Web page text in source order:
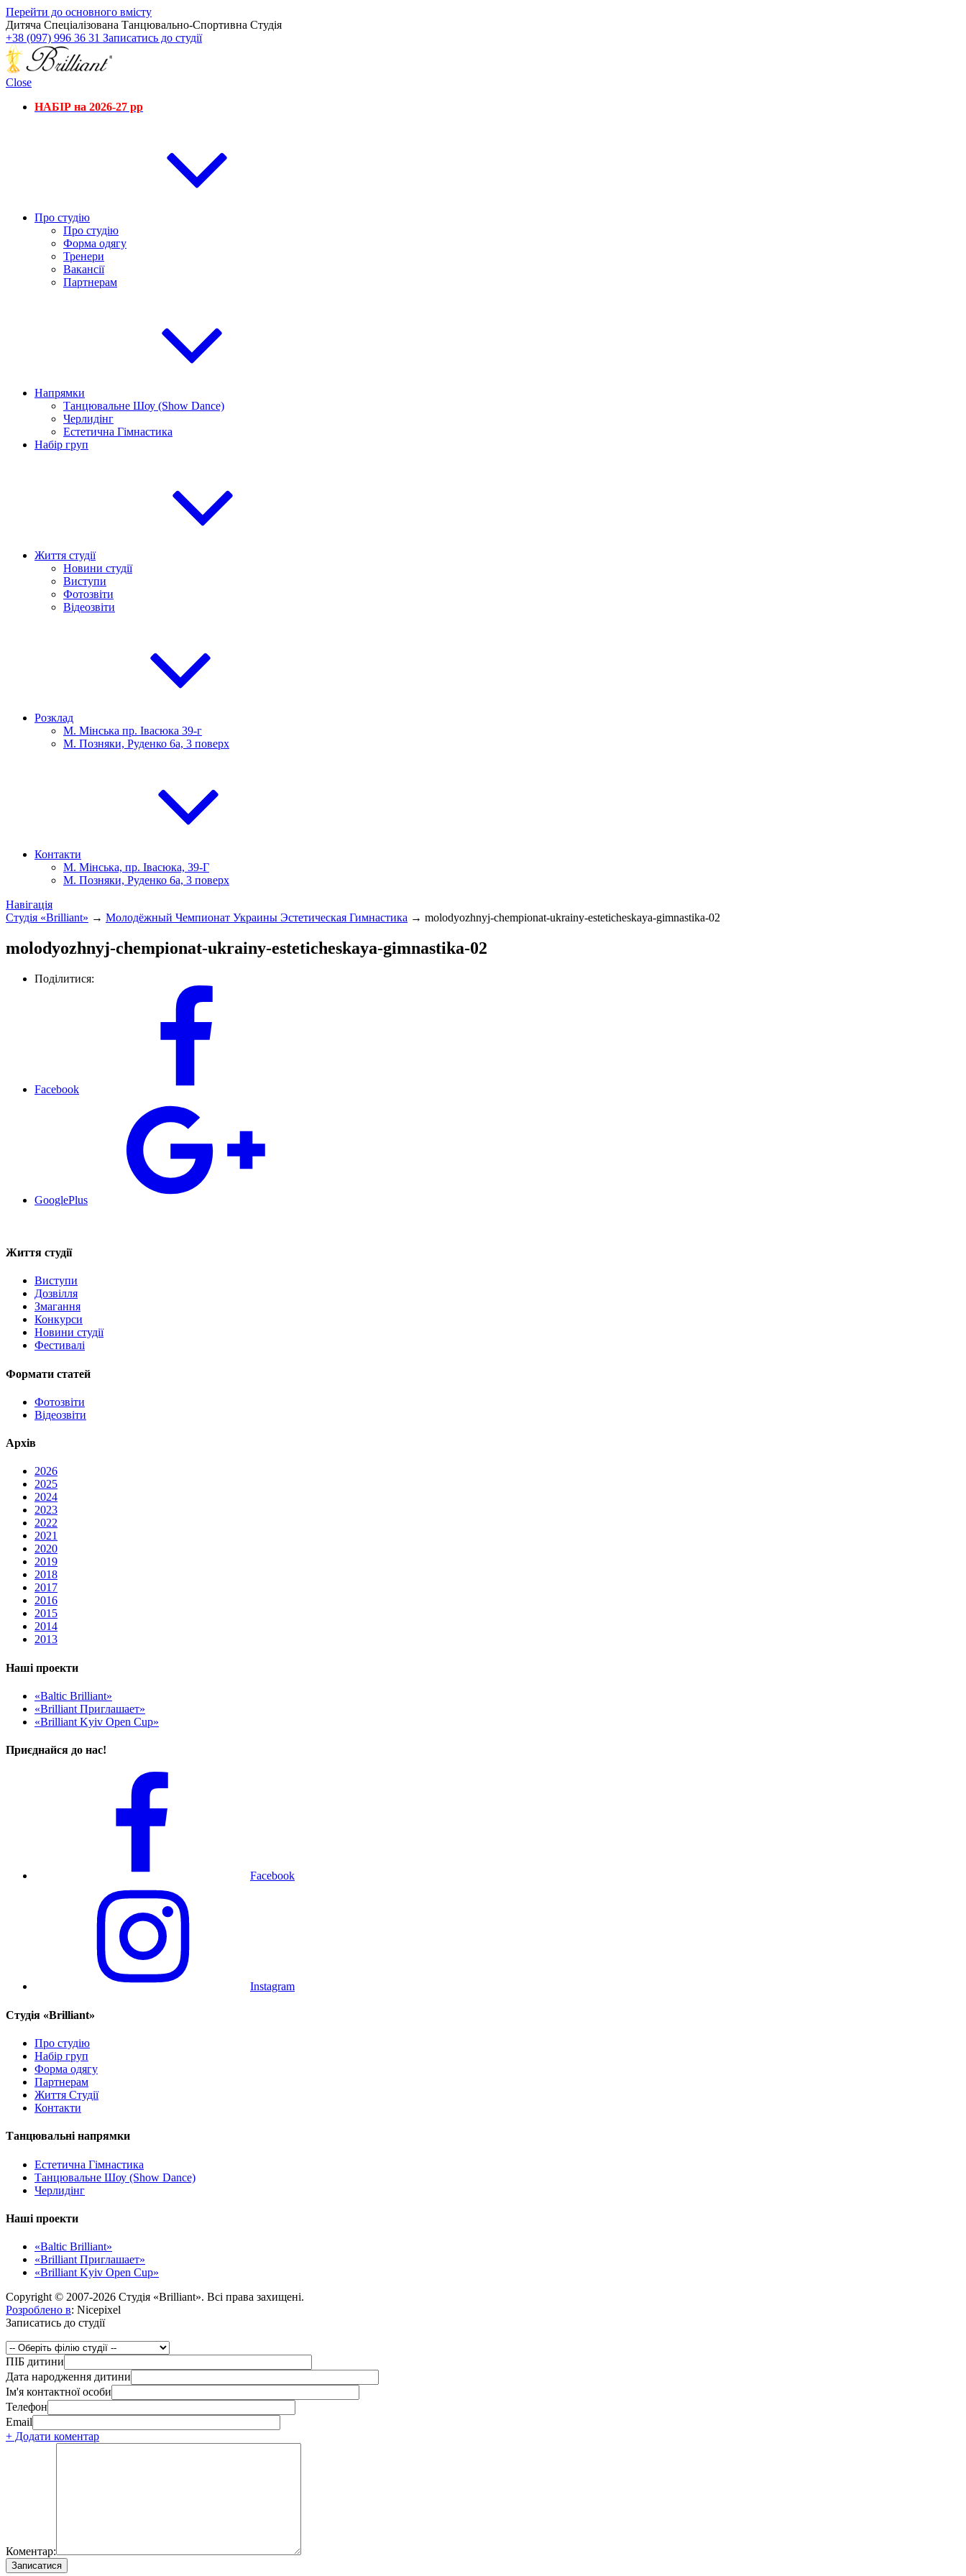
Перейти до основного вмісту
Дитяча Спеціалізована Танцювально-Спортивна Студія
+38 (097) 996 36 31 Записатись до студії
Close
НАБІР на 2026-27 рр
Про студію
Про студію
Форма одягу
Тренери
Вакансії
Партнерам
Напрямки
Танцювальне Шоу (Show Dance)
Черлидінг
Естетична Гімнастика
Набір груп
Життя студії
Новини студії
Виступи
Фотозвіти
Відеозвіти
Розклад
М. Мінська пр. Івасюка 39-г
М. Позняки, Руденко 6а, 3 поверх
Контакти
М. Мінська, пр. Івасюка, 39-Г
М. Позняки, Руденко 6а, 3 поверх
Навігація
Студія «Brilliant» → Молодёжный Чемпионат Украины Эстетическая Гимнастика → molodyozhnyj-chempionat-ukrainy-esteticheskaya-gimnastika-02
molodyozhnyj-chempionat-ukrainy-esteticheskaya-gimnastika-02
Поділитися:
Facebook
GooglePlus
Життя студії
Виступи
Дозвілля
Змагання
Конкурси
Новини студії
Фестивалі
Формати статей
Фотозвіти
Відеозвіти
Архів
2026
2025
2024
2023
2022
2021
2020
2019
2018
2017
2016
2015
2014
2013
Наші проекти
«Baltic Brilliant»
«Brilliant Приглашает»
«Brilliant Kyiv Open Cup»
Приєднайся до нас!
Facebook
Instagram
Cтудія «Brilliant»
Про студію
Набір груп
Форма одягу
Партнерам
Життя Студії
Контакти
Танцювальні напрямки
Естетична Гімнастика
Танцювальне Шоу (Show Dance)
Черлидінг
Наші проекти
«Baltic Brilliant»
«Brilliant Приглашает»
«Brilliant Kyiv Open Cup»
Copyright © 2007-2026 Студія «Brilliant». Всі права захищені.
Розроблено в: Nicepixel
Записатись до студії
ПІБ дитини
Дата народження дитини
Ім'я контактної особи
Телефон
Email
+ Додати коментар
Коментар: